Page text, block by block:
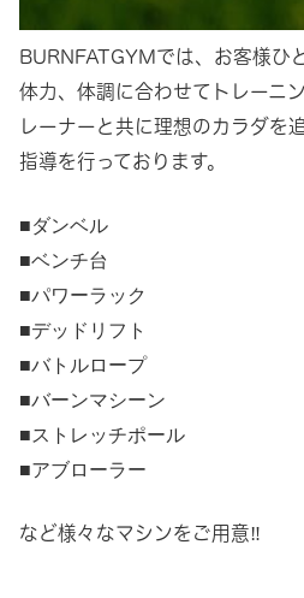
BURNFATGYMでは、お客様ひ
体力、体調に合わせてトレーニ
レーナーと共に理想のカラダを
指導を行っております。
■ダンベル
■ベンチ台
■パワーラック
■デッドリフト
■バトルロープ
■バーンマシーン
■ストレッチポール
■アブローラー
など様々なマシンをご用意‼︎